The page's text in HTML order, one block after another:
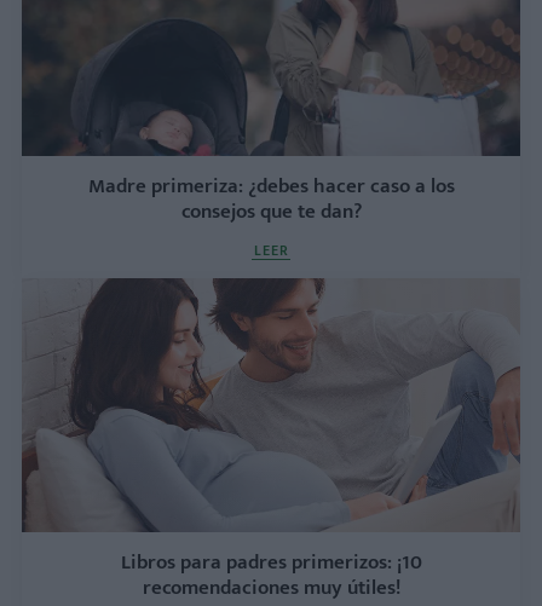
Madre primeriza: ¿debes hacer caso a los
consejos que te dan?
LEER
Libros para padres primerizos: ¡10
recomendaciones muy útiles!